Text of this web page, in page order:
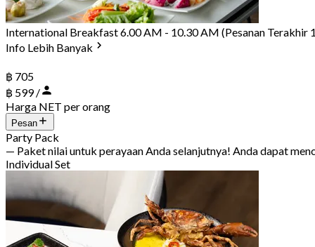
International Breakfast 6.00 AM - 10.30 AM (Pesanan Terakhir
Info Lebih Banyak
฿ 705
฿ 599 /
Harga NET per orang
Pesan
Party Pack
— Paket nilai untuk perayaan Anda selanjutnya! Anda dapat
Individual Set